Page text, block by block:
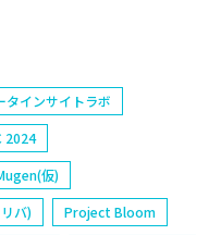
タインサイトラボ
2024
仮)
バ)
Project Bloom